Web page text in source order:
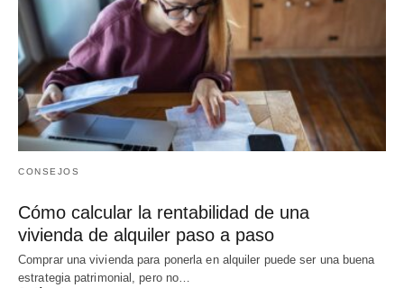
CONSEJOS
Cómo calcular la rentabilidad de una
vivienda de alquiler paso a paso
Comprar una vivienda para ponerla en alquiler puede ser una buena
estrategia patrimonial, pero no…